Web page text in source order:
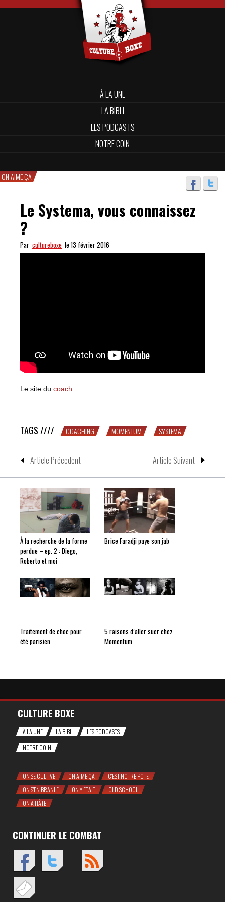
À LA UNE
LA BIBLI
LES PODCASTS
NOTRE COIN
ON AIME ÇA
Le Systema, vous connaissez
?
Par cultureboxe le 13 février 2016
Le site du coach
TAGS //// COACHING MOMENTUM SYSTEMA
Article Précedent Article Suivant
À la recherche de la forme
perdue – ep. 2 : Diego,
Roberto et moi
Brice Faradji paye son jab
Traitement de choc pour
été parisien
5 raisons d’aller suer chez
Momentum
CULTURE BOXE
À LA UNE LA BIBLI
LES PODCASTS
NOTRE COIN
ON SE CULTIVE ON AIME ÇA
C'EST NOTRE POTE
ON S'EN BRANLE
ON Y ÉTAIT
OLD SCHOOL
ON A HÂTE
CONTINUER LE COMBAT